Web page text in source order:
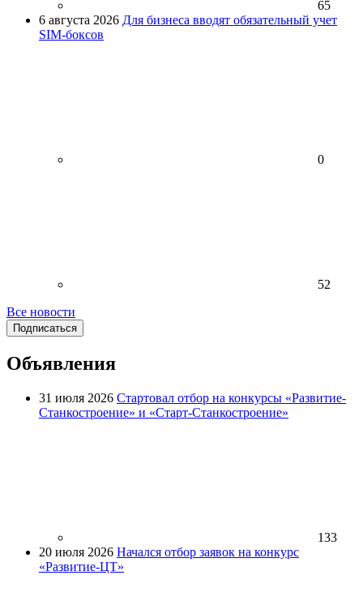
65
6 августа 2026 Для бизнеса вводят обязательный учет
SIM-боксов
0
52
Все новости
Подписаться
Объявления
31 июля 2026 Стартовал отбор на конкурсы «Развитие-
Станкостроение» и «Старт-Станкостроение»
133
20 июля 2026 Начался отбор заявок на конкурс
«Развитие-ЦТ»